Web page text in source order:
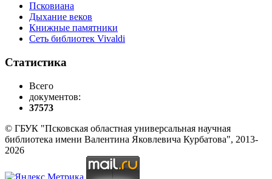
Псковиана
Дыхание веков
Книжные памятники
Сеть библиотек Vivaldi
Статистика
Всего
документов:
37573
© ГБУК "Псковская областная универсальная научная
библиотека имени Валентина Яковлевича Курбатова", 2013-
2026